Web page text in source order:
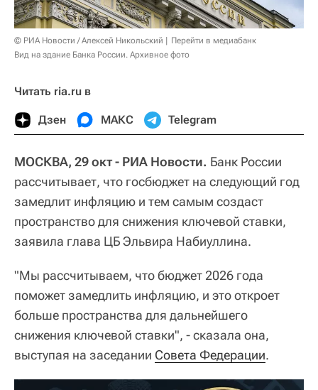
© РИА Новости / Алексей Никольский
Перейти в медиабанк
Вид на здание Банка России. Архивное фото
Читать ria.ru в
Дзен МАКС Telegram
МОСКВА, 29 окт - РИА Новости. Банк России
рассчитывает, что госбюджет на следующий год
замедлит инфляцию и тем самым создаст
пространство для снижения ключевой ставки,
заявила глава ЦБ Эльвира Набиуллина.
"Мы рассчитываем, что бюджет 2026 года
поможет замедлить инфляцию, и это откроет
больше пространства для дальнейшего
снижения ключевой ставки", - сказала она,
выступая на заседании Совета Федерации.